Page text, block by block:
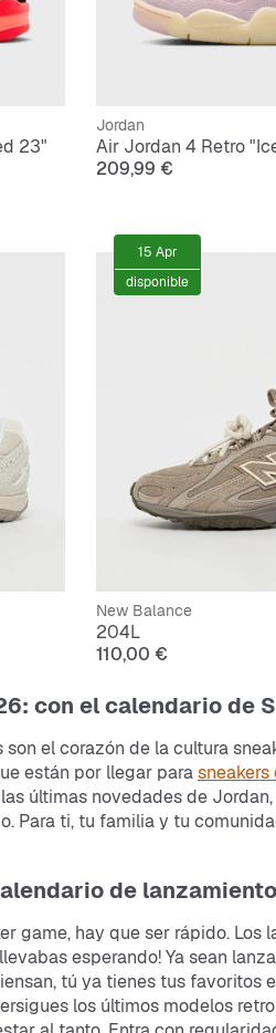
23"
Jordan
Air Jordan 4 Retro
209,99 €
New Balance
204L
110,00 €
15 Apr
disponible
con el calendario de
el corazón de la cultura
están por llegar parasneakers
últimas novedades de
Para ti, tu familia y tu
de
game, hay que ser rápido.
esperando! Ya sean
tú ya tienes tus favoritos
los últimos modelos